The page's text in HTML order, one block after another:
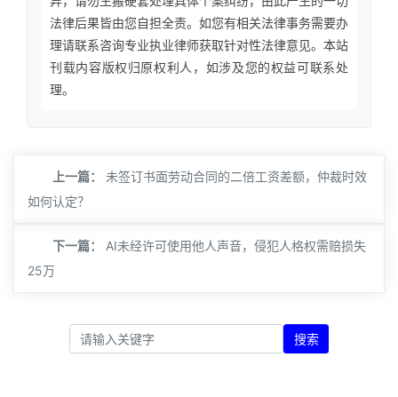
法律后果皆由您自担全责。如您有相关法律事务需要办
理请联系咨询专业执业律师获取针对性法律意见。本站
刊载内容版权归原权利人，如涉及您的权益可联系处
理。
上一篇：
未签订书面劳动合同的二倍工资差额，仲裁时效
如何认定？
下一篇：
AI未经许可使用他人声音，侵犯人格权需赔损失
25万
搜索